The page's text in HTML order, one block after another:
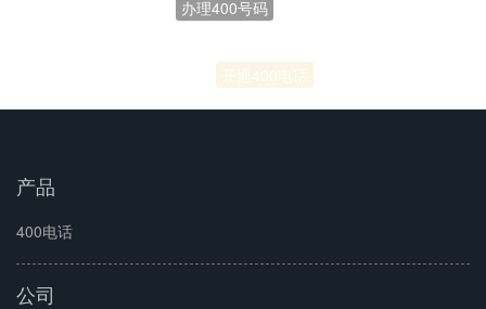
开通400电话
联通400电话
产品
400电话
公司